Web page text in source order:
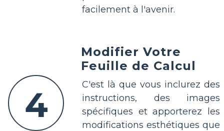
facilement à l'avenir.
4
Modifier Votre
Feuille de Calcul
C'est là que vous inclurez des
instructions, des images
spécifiques et apporterez les
modifications esthétiques que